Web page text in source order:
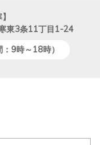
東3条11丁目1-24
9時～18時）